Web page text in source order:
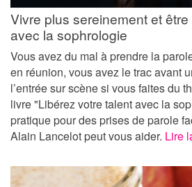
Vivre plus sereinement et être
avec la sophrologie
Vous avez du mal à prendre la
en réunion, vous avez le trac avant
l’entrée sur scène si vous faites du
livre "Libérez votre talent avec la
pratique pour des prises de parole
Alain Lancelot peut vous aider. Lire